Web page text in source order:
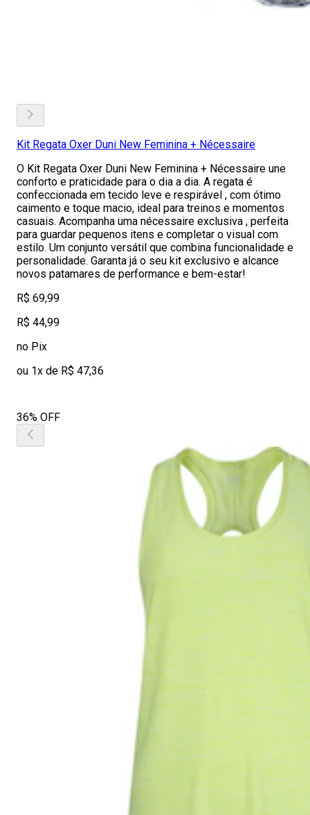
Kit Regata Oxer Duni New Feminina + Nécessaire
O Kit Regata Oxer Duni New Feminina + Nécessaire une
conforto e praticidade para o dia a dia. A regata é
confeccionada em tecido leve e respirável , com ótimo
caimento e toque macio, ideal para treinos e momentos
casuais. Acompanha uma nécessaire exclusiva , perfeita
para guardar pequenos itens e completar o visual com
estilo. Um conjunto versátil que combina funcionalidade e
personalidade. Garanta já o seu kit exclusivo e alcance
novos patamares de performance e bem-estar!
R$ 69,99
R$ 44,99
no Pix
ou 1x de R$ 47,36
36% OFF